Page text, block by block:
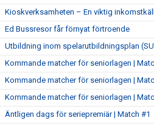
Kioskverksamheten – En viktig
Ed Bussresor får förnyat förtroende
Utbildning inom spelarutbildningsplan
Kommande matcher för seniorlagen |
Kommande matcher för seniorlagen |
Kommande matcher för seniorlagen |
Äntligen dags för seriepremiär | Match #1